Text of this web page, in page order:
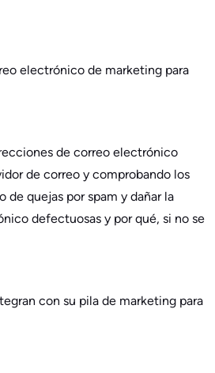
electrónico de marketing para
de correo electrónico
de correo y comprobando los
quejas por spam y dañar la
defectuosas y por qué, si no se
con su pila de marketing para